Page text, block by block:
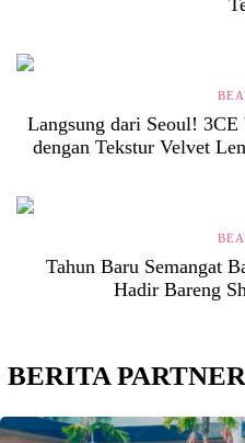
Langsung dari Seoul!
dengan Tekstur Velvet
Tahun Baru Semangat
Hadir Bareng